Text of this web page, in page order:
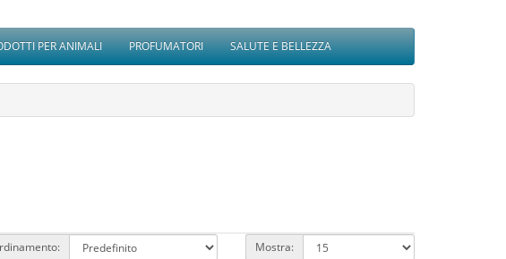
PER ANIMALI PROFUMATORI SALUTE E BELLEZZA
Mostra: